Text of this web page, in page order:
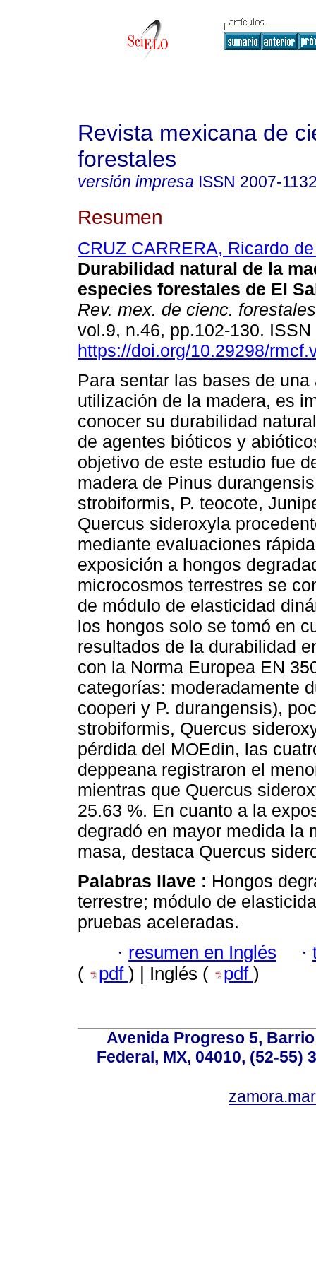
Revista mexicana de
forestales
versión impresa ISSN 2007-
Resumen
CRUZ CARRERA, Ricardo
Durabilidad natural de la
especies forestales de El
Rev. mex. de cienc. forestales
vol.9, n.46, pp.102-130.
https://doi.org/10.29298/
Para sentar las bases de una
utilización de la madera, es
conocer su durabilidad
de agentes bióticos y
objetivo de este estudio fue
madera de Pinus
strobiformis, P. teocote,
Quercus sideroxyla
mediante evaluaciones
exposición a hongos
microcosmos terrestres se
de módulo de elasticidad
los hongos solo se tomó en
resultados de la durabilidad
con la Norma Europea EN
categorías: moderadamente
cooperi y P. durangensis),
strobiformis, Quercus
pérdida del MOEdin, las
deppeana registraron el
mientras que Quercus
25.63 %. En cuanto a la
degradó en mayor medida la
masa, destaca Quercus
Palabras llave : Hongos
terrestre; módulo de
pruebas aceleradas.
· resumen en Inglés ·
(
pdf ) | Inglés ( pdf )
Avenida Progreso 5,
Federal, MX, 04010, (52-55)